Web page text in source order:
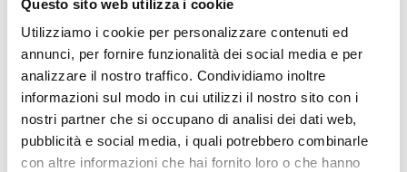
Questo sito web utilizza i cookie
Utilizziamo i cookie per personalizzare contenuti ed
annunci, per fornire funzionalità dei social media e per
analizzare il nostro traffico. Condividiamo inoltre
informazioni sul modo in cui utilizzi il nostro sito con i
nostri partner che si occupano di analisi dei dati web,
pubblicità e social media, i quali potrebbero combinarle
con altre informazioni che hai fornito loro o che hanno